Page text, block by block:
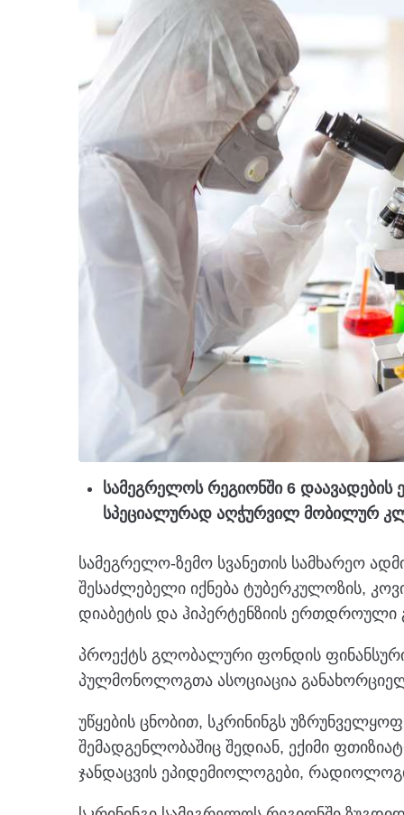
სამეგრელოს რეგიონში 6 დაავადების
სპეციალურად აღჭურვილ მობილურ
სამეგრელო-ზემო სვანეთის სამხარეო
შესაძლებელი იქნება ტუბერკულოზის,
დიაბეტის და ჰიპერტენზიის ერთდროული
პროექტს გლობალური ფონდის
პულმონოლოგთა ასოციაცია
უწყების ცნობით, სკრინინგს
შემადგენლობაშიც შედიან, ექიმი
ჯანდაცვის ეპიდემიოლოგები,